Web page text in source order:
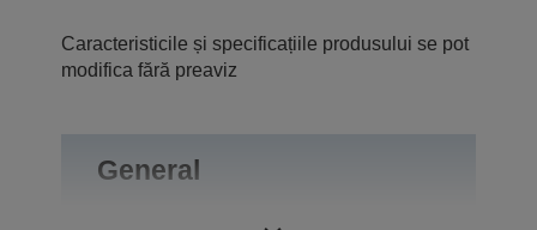
Caracteristicile și specificațiile produsului se pot
modifica fără preaviz
General